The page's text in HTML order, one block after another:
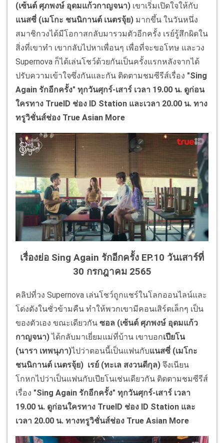
(เซ้นต์ ศุภพงษ์ อุดมแก้วกาญจนา) เขาเริ่มเปิดใจให้กับ
แนสซี่ (เมโกะ ชนนิกานต์ เนตรจุ้ย) มากขึ้น ในวันหนึ่ง
สมาชิกวงได้มีโอกาสกลับมารวมตัวอีกครั้ง เรย์รู้สึกผิดใน
สิ่งที่เขาทำ เขากลับไปหาเพื่อนๆ เพื่อที่จะขอโทษ และวง
Supernova ก็ได้เล่นโชว์ด้วยกันเป็นครั้งแรกหลังจากได้
ปรับความเข้าใจซึ่งกันและกัน ติดตามชมซีรีส์เรื่อง "Sing
Again รักอีกครั้ง" ทุกวันศุกร์-เสาร์ เวลา 19.00 น. ดูก่อน
ใครทาง TrueID ช่อง ID Station และเวลา 20.00 น. ทาง
ทรูวิชั่นส์ช่อง True Asian More
เรื่องย่อ Sing Again รักอีกครั้ง EP.10 วันเสาร์ที่
30 กรกฎาคม 2565
คลิปที่วง Supernova เล่นโชว์ถูกแชร์ในโลกออนไลน์และ
โด่งดังในชั่วข้ามคืน ทำให้พวกเขามีคอนเสิร์ตเล็กๆ เป็น
ของตัวเอง ขณะเดียวกัน ซอล (เซ้นต์ ศุภพงษ์ อุดมแก้ว
กาญจนา)ได้กลับมาเยี่ยมแม่ที่บ้าน เขาบอกเปียโน
(นารา เทพนุภา)ไปว่าตอนนี้เป็นแฟนกับแนสซี่ (เมโกะ
ชนนิกานต์ เนตรจุ้ย) เรย์ (ทะเล สงวนดีกุล) จึงเนียน
โกหกไปว่าเป็นแฟนกับเปียโนเช่นเดียวกัน ติดตามชมซีรีส์
เรื่อง "Sing Again รักอีกครั้ง" ทุกวันศุกร์-เสาร์ เวลา
19.00 น. ดูก่อนใครทาง TrueID ช่อง ID Station และ
เวลา 20.00 น. ทางทรูวิชั่นส์ช่อง True Asian More